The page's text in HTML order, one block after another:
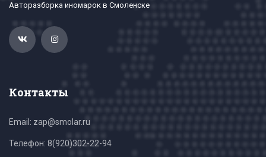
Авторазборка иномарок в Смоленске
Контакты
Email: zap@smolar.ru
Телефон: 8(920)302-22-94